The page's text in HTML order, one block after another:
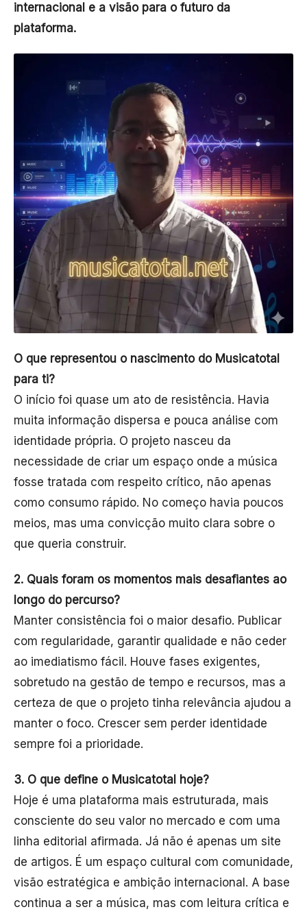
internacional e a visão para o futuro da
plataforma.
O que representou o nascimento do Musicatotal
para ti?
O início foi quase um ato de resistência. Havia
muita informação dispersa e pouca análise com
identidade própria. O projeto nasceu da
necessidade de criar um espaço onde a música
fosse tratada com respeito crítico, não apenas
como consumo rápido. No começo havia poucos
meios, mas uma convicção muito clara sobre o
que queria construir.
2. Quais foram os momentos mais desafiantes ao
longo do percurso?
Manter consistência foi o maior desafio. Publicar
com regularidade, garantir qualidade e não ceder
ao imediatismo fácil. Houve fases exigentes,
sobretudo na gestão de tempo e recursos, mas a
certeza de que o projeto tinha relevância ajudou a
manter o foco. Crescer sem perder identidade
sempre foi a prioridade.
3. O que define o Musicatotal hoje?
Hoje é uma plataforma mais estruturada, mais
consciente do seu valor no mercado e com uma
linha editorial afirmada. Já não é apenas um site
de artigos. É um espaço cultural com comunidade,
visão estratégica e ambição internacional. A base
continua a ser a música, mas com leitura crítica e